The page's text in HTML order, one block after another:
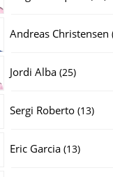
Andreas Christensen
Jordi Alba 2525
Sergi Roberto 1313
Eric Garcia 1313